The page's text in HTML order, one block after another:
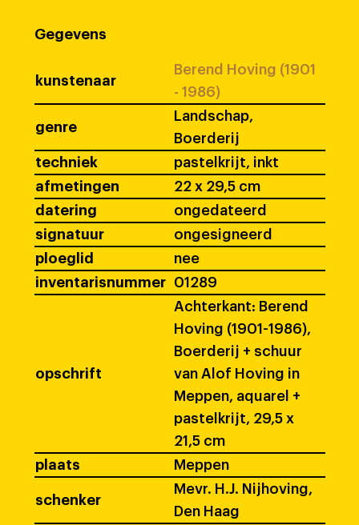
Gegevens
kunstenaar
Berend Hoving (1901
- 1986)
genre
Landschap,
Boerderij
techniek
pastelkrijt, inkt
afmetingen
22 x 29,5 cm
datering
ongedateerd
signatuur
ongesigneerd
ploeglid
nee
inventarisnummer
01289
opschrift
Achterkant: Berend
Hoving (1901-1986),
Boerderij + schuur
van Alof Hoving in
Meppen, aquarel +
pastelkrijt, 29,5 x
21,5 cm
plaats
Meppen
schenker
Mevr. H.J. Nijhoving,
Den Haag